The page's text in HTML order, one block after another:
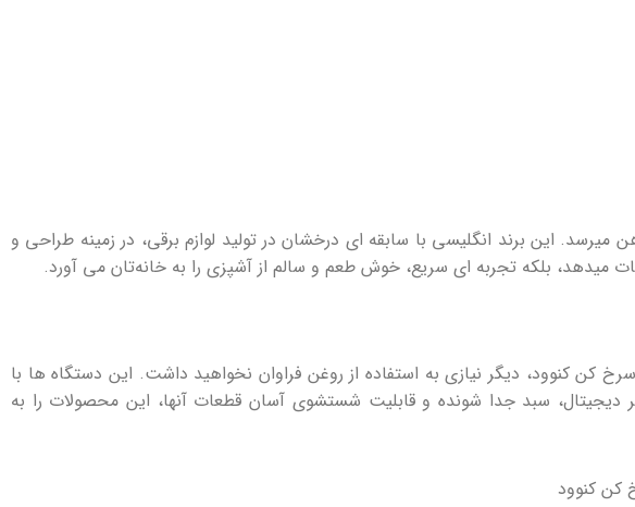
این برند انگلیسی با سابقه ‌ای درخشان در تولید لوازم برقی، در زمینه طراحی و
بلکه تجربه ‌ای سریع، خوش‌ طعم و سالم از آشپزی را به خانه‌تان می‌ آورد.
کنوود، دیگر نیازی به استفاده از روغن فراوان نخواهید داشت. این دستگاه ‌ها با
دیجیتال، سبد جدا شونده و قابلیت شستشوی آسان قطعات آنها، این محصولات را به